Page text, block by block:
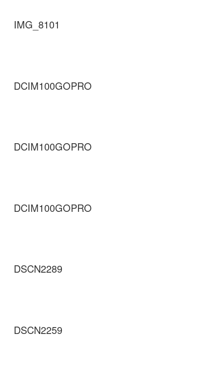
IMG_8101
DCIM100GOPRO
DCIM100GOPRO
DCIM100GOPRO
DSCN2289
DSCN2259